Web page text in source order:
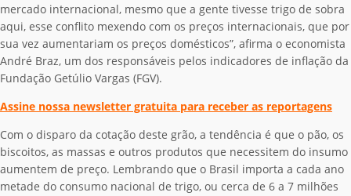
mercado internacional, mesmo que a gente tivesse trigo de sobra
aqui, esse conflito mexendo com os preços internacionais, que por
sua vez aumentariam os preços domésticos”, afirma o economista
André Braz, um dos responsáveis pelos indicadores de inflação da
Fundação Getúlio Vargas (FGV).
Assine nossa newsletter gratuita para receber as reportagens
Com o disparo da cotação deste grão, a tendência é que o pão, os
biscoitos, as massas e outros produtos que necessitem do insumo
aumentem de preço. Lembrando que o Brasil importa a cada ano
metade do consumo nacional de trigo, ou cerca de 6 a 7 milhões